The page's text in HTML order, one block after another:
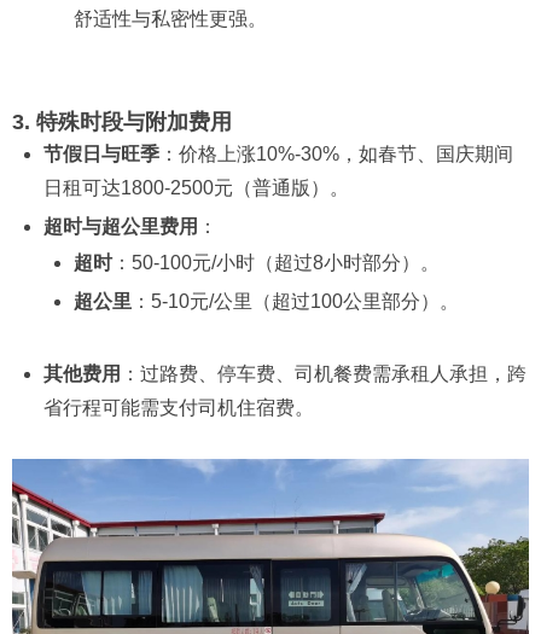
舒适性与私密性更强。
3. 特殊时段与附加费用
节假日与旺季：价格上涨10%-30%，如春节、国庆期间
日租可达1800-2500元（普通版）。
超时与超公里费用 ：
超时：50-100元/小时（超过8小时部分）。
超公里 ：5-10元/公里（超过100公里部分）。
其他费用 ：过路费、停车费、司机餐费需承租人承担，跨
省行程可能需支付司机住宿费。